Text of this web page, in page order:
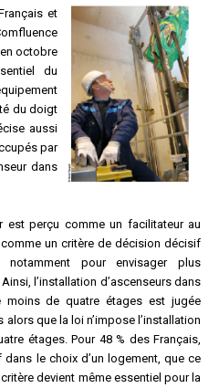
et
octobre
du
du doigt
aussi
par
dans
est perçu comme un facilitateur au
un critère de décision décisif
pour envisager plus
l’installation d’ascenseurs dans
moins de quatre étages est jugée
que la loi n’impose l’installation
étages. Pour 48 % des Français,
le choix d’un logement, que ce
devient même essentiel pour la